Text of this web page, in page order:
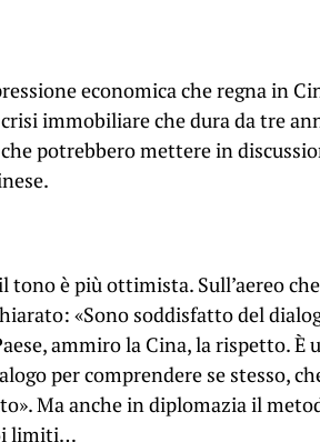
economica che regna in
immobiliare che dura da tre
potrebbero mettere in
tono è più ottimista. Sull’aereo
«Sono soddisfatto del
ammiro la Cina, la rispetto. È
per comprendere se stesso,
Ma anche in diplomazia il
limiti…